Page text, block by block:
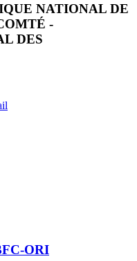
NATIONAL DE
-
DES
ORI